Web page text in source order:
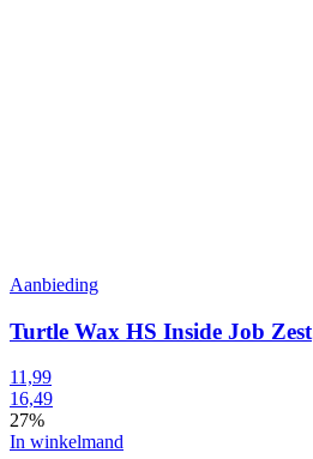
Aanbieding
Turtle Wax HS Inside Job Zest
11,99
16,49
27%
In winkelmand